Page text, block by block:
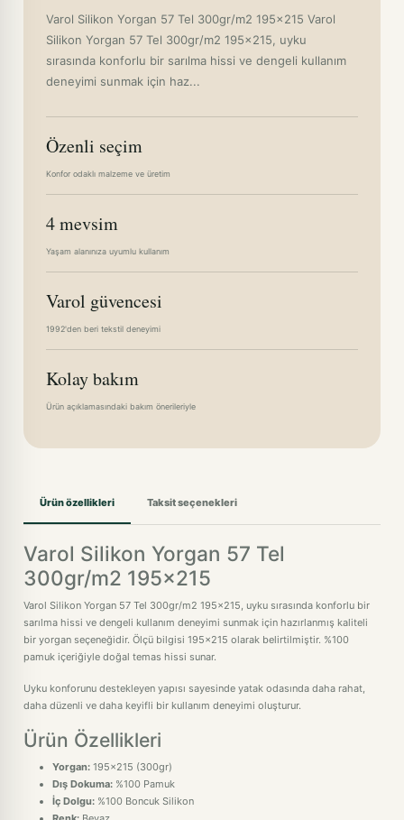
Varol Silikon Yorgan 57 Tel 300gr/m2 195x215 Varol
Silikon Yorgan 57 Tel 300gr/m2 195x215, uyku
sırasında konforlu bir sarılma hissi ve dengeli kullanım
deneyimi sunmak için haz...
Özenli seçim
Konfor odaklı malzeme ve üretim
4 mevsim
Yaşam alanınıza uyumlu kullanım
Varol güvencesi
1992'den beri tekstil deneyimi
Kolay bakım
Ürün açıklamasındaki bakım önerileriyle
Ürün özellikleri Taksit seçenekleri
Varol Silikon Yorgan 57 Tel
300gr/m2 195x215
Varol Silikon Yorgan 57 Tel 300gr/m2 195x215, uyku sırasında konforlu bir
sarılma hissi ve dengeli kullanım deneyimi sunmak için hazırlanmış kaliteli
bir yorgan seçeneğidir. Ölçü bilgisi 195x215 olarak belirtilmiştir. %100
pamuk içeriğiyle doğal temas hissi sunar.
Uyku konforunu destekleyen yapısı sayesinde yatak odasında daha rahat,
daha düzenli ve daha keyifli bir kullanım deneyimi oluşturur.
Ürün Özellikleri
Yorgan: 195x215 (300gr)
Dış Dokuma: %100 Pamuk
İç Dolgu: %100 Boncuk Silikon